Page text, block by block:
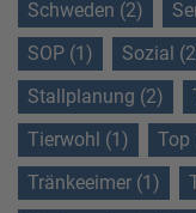
Schweden (2)
SOP (1)
Sozial
Stallplanung (2)
Tierwohl (1)
Top
Tränkeeimer (1)